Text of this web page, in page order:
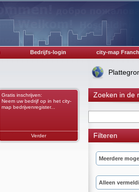
Bedrijfs-login city-map
Gratis inschrijven:
Neem uw bedrijf op in het city-
map bedrijvenregister...
Verder
Zoeken in de
Filteren
Meerdere
Alleen